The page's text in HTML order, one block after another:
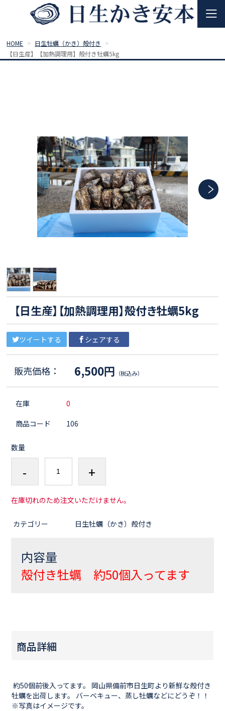
HOME
日生牡蠣（かき）殻付き
【日生産】【加熱調理用】殻付き牡蠣5kg
【日生産】【加熱調理用】殻付き牡蠣5kg
ツイートする シェアする
販売価格： 6,500円 （税込み）
在庫
0
商品コード
106
数量
- +
在庫切れのため注文いただけません。
カテゴリー 日生牡蠣（かき）殻付き
内容量
殻付き牡蠣 約50個入ってます
商品詳細
約50個前後入ってます。 岡山県備前市日生町より新鮮な殻付き
牡蠣を出荷します。 バーベキュー、蒸し牡蠣などにどうぞ！！
※写真はイメージです。